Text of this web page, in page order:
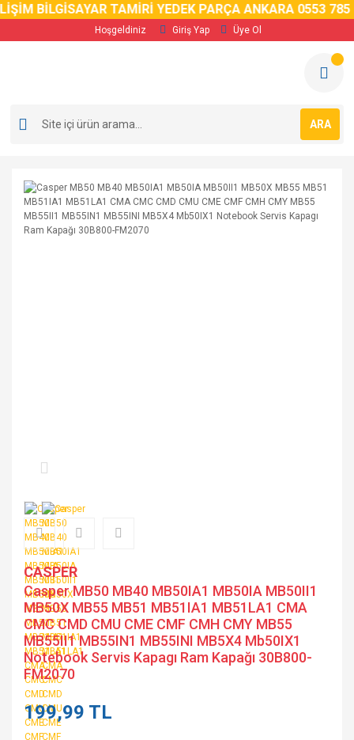
BİLGİSAYAR TAMİRİ YEDEK PARÇA ANKARA 0553 785 02
Hoşgeldiniz Giriş Yap Üye Ol
ARA
CASPER
Casper MB50 MB40 MB50IA1 MB50IA MB50II1
MB50X MB55 MB51 MB51IA1 MB51LA1 CMA
CMC CMD CMU CME CMF CMH CMY MB55
MB55II1 MB55IN1 MB55INI MB5X4 Mb50IX1
Notebook Servis Kapagı Ram Kapağı 30B800-
FM2070
199,99 TL